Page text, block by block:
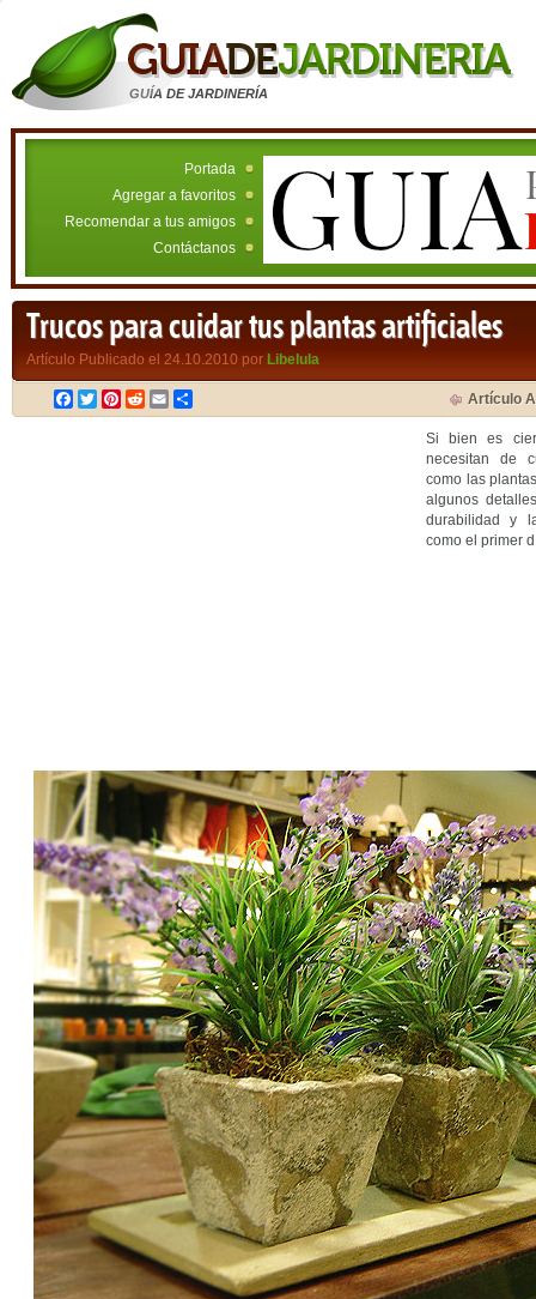
GUÍA DE JARDINERÍA
Portada
Agregar a favoritos
Recomendar a tus amigos
Contáctanos
Trucos para cuidar tus plantas artificiales
Artículo Publicado el 24.10.2010 por Libelula
Facebook
TwitterPinterest
RedditEmail Artículo
Si bien es
necesitan de
como las
algunos
durabilidad y
como el primer